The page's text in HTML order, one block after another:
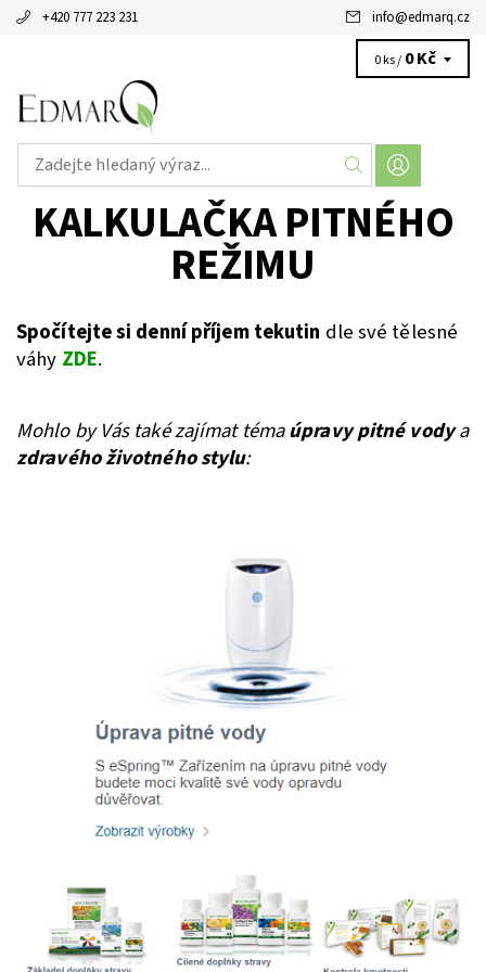
+420 777 223 231 info@edmarq.cz
0 ks / 0 Kč
KALKULAČKA PITNÉHO
REŽIMU
Spočítejte si denní příjem tekutin dle své tělesné
váhy ZDE.
Mohlo by Vás také zajímat témaúpravy pitné vodya
zdravého životného stylu: